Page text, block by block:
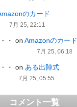
のカード
7月 25, 22:11
・ on Amazonのカード
7月 25, 06:18
・ on ある出陣式
7月 25, 05:55
コメント一覧